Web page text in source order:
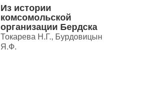
им. XVI парт. съезда; второго ...
Из истории
комсомольской
организации Бердска
Токарева Н.Г., Бурдовицын
Я.Ф.